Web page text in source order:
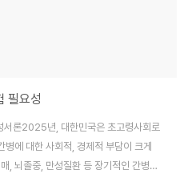
필요성
론2025년, 대한민국은 초고령사회로
에 대한 사회적, 경제적 부담이 크게
, 뇌졸중, 만성질환 등 장기적인 간병이